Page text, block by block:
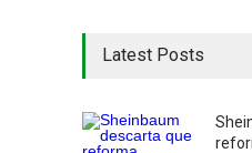
Latest Posts